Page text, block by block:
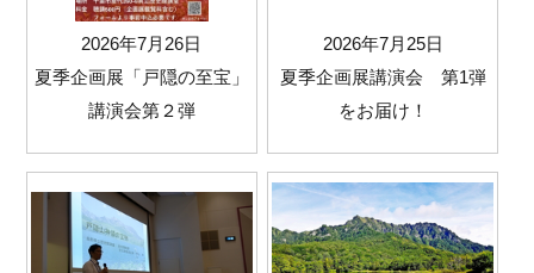
2026年7月26日
夏季企画展「戸隠の至宝」
講演会第２弾
2026年7月25日
夏季企画展講演会 第1弾
をお届け！